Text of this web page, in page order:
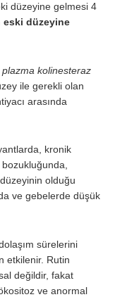
düzeyine gelmesi 4
eski düzeyine
plazma kolinesteraz
ile gerekli olan
arasında
kronik
olduğu
ve gebe­lerde düşük
sürelerini
etkilenir. Rutin
değildir, fakat
ve anormal